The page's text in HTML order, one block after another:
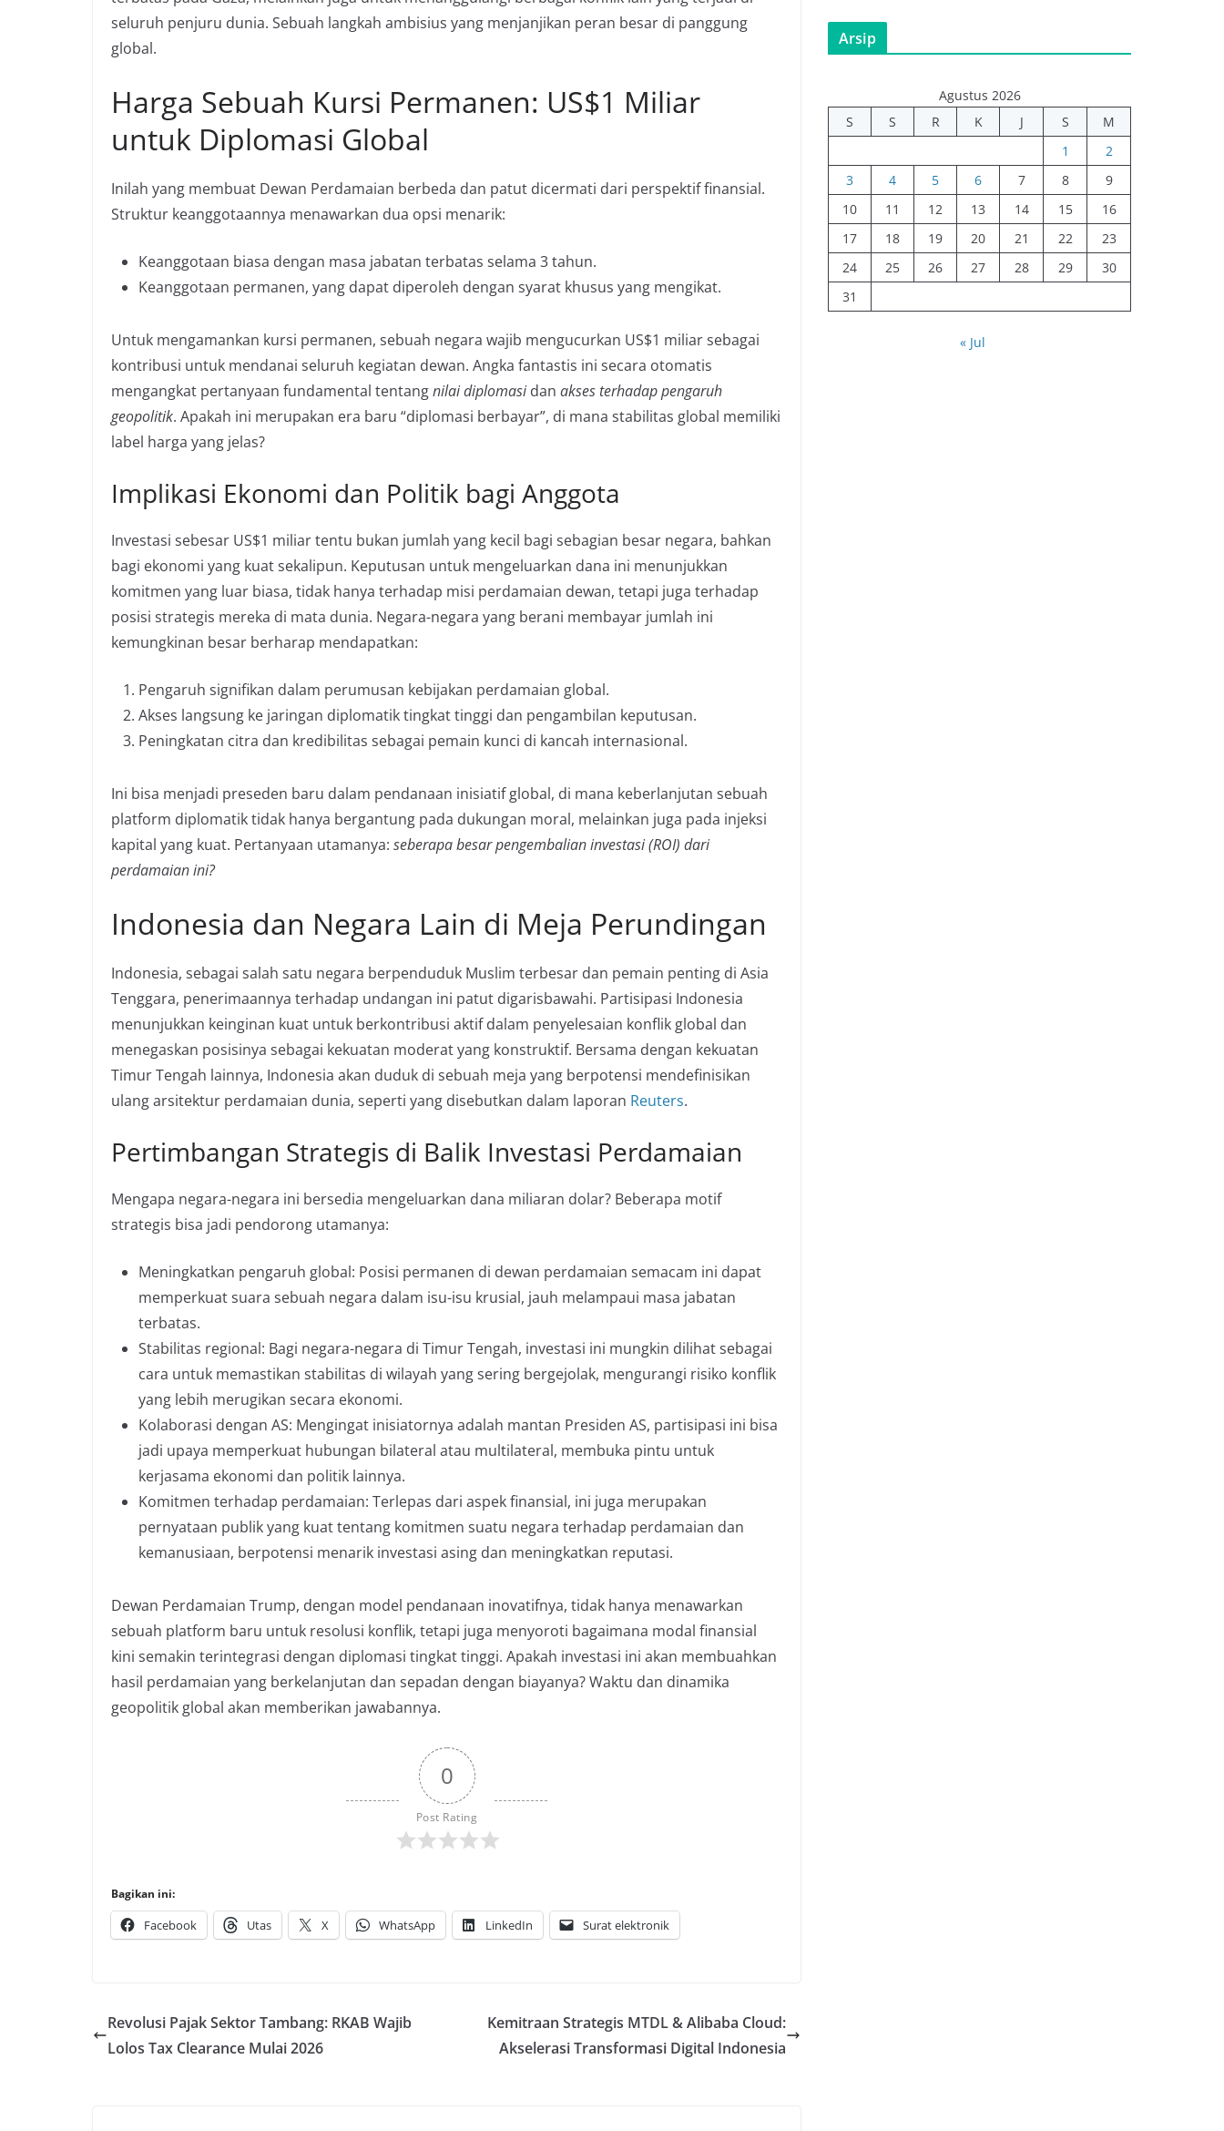
seluruh penjuru dunia. Sebuah langkah ambisius yang menjanjikan peran besar di panggung
global.
Harga Sebuah Kursi Permanen: US$1 Miliar
untuk Diplomasi Global
Inilah yang membuat Dewan Perdamaian berbeda dan patut dicermati dari perspektif finansial.
Struktur keanggotaannya menawarkan dua opsi menarik:
Keanggotaan biasa dengan masa jabatan terbatas selama 3 tahun.
Keanggotaan permanen, yang dapat diperoleh dengan syarat khusus yang mengikat.
Untuk mengamankan kursi permanen, sebuah negara wajib mengucurkan US$1 miliar sebagai
kontribusi untuk mendanai seluruh kegiatan dewan. Angka fantastis ini secara otomatis
mengangkat pertanyaan fundamental tentangnilai diplomasidan akses terhadap pengaruh
geopolitik. Apakah ini merupakan era baru “diplomasi berbayar”, di mana stabilitas global memiliki
label harga yang jelas?
Implikasi Ekonomi dan Politik bagi Anggota
Investasi sebesar US$1 miliar tentu bukan jumlah yang kecil bagi sebagian besar negara, bahkan
bagi ekonomi yang kuat sekalipun. Keputusan untuk mengeluarkan dana ini menunjukkan
komitmen yang luar biasa, tidak hanya terhadap misi perdamaian dewan, tetapi juga terhadap
posisi strategis mereka di mata dunia. Negara-negara yang berani membayar jumlah ini
kemungkinan besar berharap mendapatkan:
Pengaruh signifikan dalam perumusan kebijakan perdamaian global.
Akses langsung ke jaringan diplomatik tingkat tinggi dan pengambilan keputusan.
Peningkatan citra dan kredibilitas sebagai pemain kunci di kancah internasional.
Ini bisa menjadi preseden baru dalam pendanaan inisiatif global, di mana keberlanjutan sebuah
platform diplomatik tidak hanya bergantung pada dukungan moral, melainkan juga pada injeksi
kapital yang kuat. Pertanyaan utamanya: seberapa besar pengembalian investasi (ROI) dari
perdamaian ini?
Indonesia dan Negara Lain di Meja Perundingan
Indonesia, sebagai salah satu negara berpenduduk Muslim terbesar dan pemain penting di Asia
Tenggara, penerimaannya terhadap undangan ini patut digarisbawahi. Partisipasi Indonesia
menunjukkan keinginan kuat untuk berkontribusi aktif dalam penyelesaian konflik global dan
menegaskan posisinya sebagai kekuatan moderat yang konstruktif. Bersama dengan kekuatan
Timur Tengah lainnya, Indonesia akan duduk di sebuah meja yang berpotensi mendefinisikan
ulang arsitektur perdamaian dunia, seperti yang disebutkan dalam laporan Reuters.
Pertimbangan Strategis di Balik Investasi Perdamaian
Mengapa negara-negara ini bersedia mengeluarkan dana miliaran dolar? Beberapa motif
strategis bisa jadi pendorong utamanya:
Meningkatkan pengaruh global: Posisi permanen di dewan perdamaian semacam ini dapat
memperkuat suara sebuah negara dalam isu-isu krusial, jauh melampaui masa jabatan
terbatas.
Stabilitas regional: Bagi negara-negara di Timur Tengah, investasi ini mungkin dilihat sebagai
cara untuk memastikan stabilitas di wilayah yang sering bergejolak, mengurangi risiko konflik
yang lebih merugikan secara ekonomi.
Kolaborasi dengan AS: Mengingat inisiatornya adalah mantan Presiden AS, partisipasi ini bisa
jadi upaya memperkuat hubungan bilateral atau multilateral, membuka pintu untuk
kerjasama ekonomi dan politik lainnya.
Komitmen terhadap perdamaian: Terlepas dari aspek finansial, ini juga merupakan
pernyataan publik yang kuat tentang komitmen suatu negara terhadap perdamaian dan
kemanusiaan, berpotensi menarik investasi asing dan meningkatkan reputasi.
Dewan Perdamaian Trump, dengan model pendanaan inovatifnya, tidak hanya menawarkan
sebuah platform baru untuk resolusi konflik, tetapi juga menyoroti bagaimana modal finansial
kini semakin terintegrasi dengan diplomasi tingkat tinggi. Apakah investasi ini akan membuahkan
hasil perdamaian yang berkelanjutan dan sepadan dengan biayanya? Waktu dan dinamika
geopolitik global akan memberikan jawabannya.
0
Post Rating
Bagikan ini:
Facebook Utas X WhatsApp LinkedIn Surat elektronik
Revolusi Pajak Sektor Tambang: RKAB Wajib
Lolos Tax Clearance Mulai 2026
Kemitraan Strategis MTDL & Alibaba Cloud:
Akselerasi Transformasi Digital Indonesia
Arsip
Agustus 2026
S
S R K J S
M
1
2
3
4 5 6 7 8
9
10
11 12 13 14 15
16
17
18 19 20 21 22
23
24
25 26 27 28 29
30
31
« Jul